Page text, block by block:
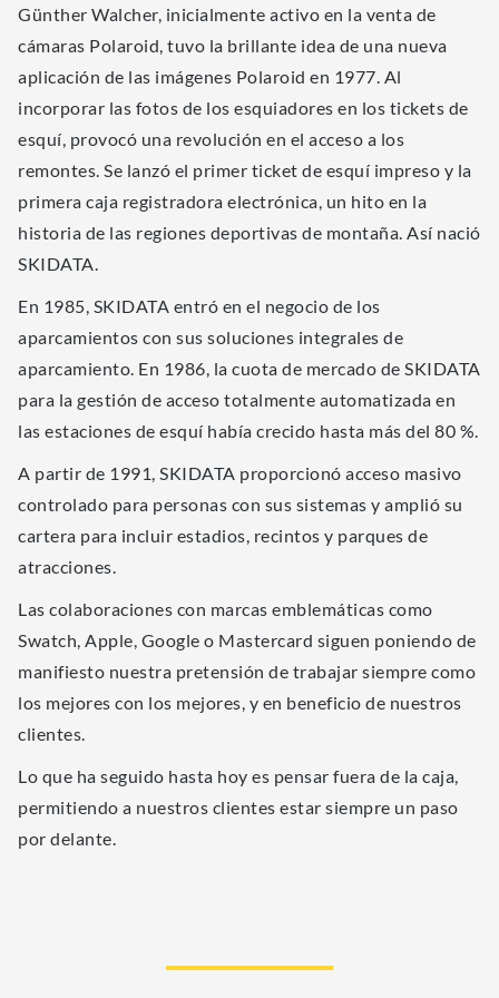
Günther Walcher, inicialmente activo en la venta de
cámaras Polaroid, tuvo la brillante idea de una nueva
aplicación de las imágenes Polaroid en 1977. Al
incorporar las fotos de los esquiadores en los tickets de
esquí, provocó una revolución en el acceso a los
remontes. Se lanzó el primer ticket de esquí impreso y la
primera caja registradora electrónica, un hito en la
historia de las regiones deportivas de montaña. Así nació
SKIDATA.
En 1985, SKIDATA entró en el negocio de los
aparcamientos con sus soluciones integrales de
aparcamiento. En 1986, la cuota de mercado de SKIDATA
para la gestión de acceso totalmente automatizada en
las estaciones de esquí había crecido hasta más del 80 %.
A partir de 1991, SKIDATA proporcionó acceso masivo
controlado para personas con sus sistemas y amplió su
cartera para incluir estadios, recintos y parques de
atracciones.
Las colaboraciones con marcas emblemáticas como
Swatch, Apple, Google o Mastercard siguen poniendo de
manifiesto nuestra pretensión de trabajar siempre como
los mejores con los mejores, y en beneficio de nuestros
clientes.
Lo que ha seguido hasta hoy es pensar fuera de la caja,
permitiendo a nuestros clientes estar siempre un paso
por delante.